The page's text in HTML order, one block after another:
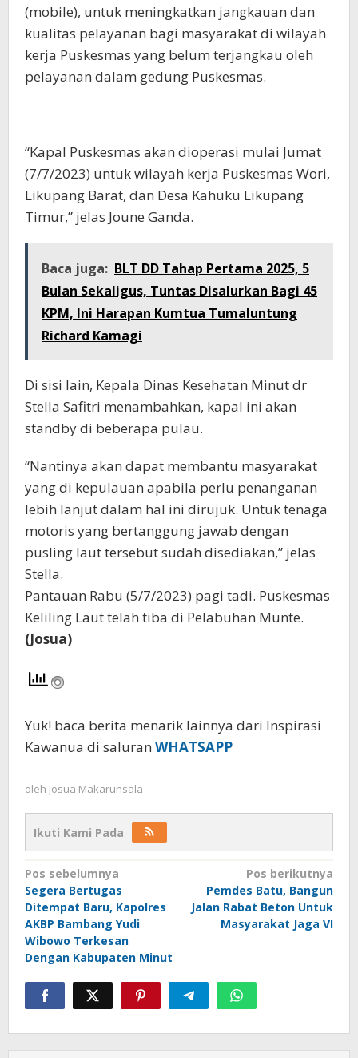
(mobile), untuk meningkatkan jangkauan dan
kualitas pelayanan bagi masyarakat di wilayah
kerja Puskesmas yang belum terjangkau oleh
pelayanan dalam gedung Puskesmas.
“Kapal Puskesmas akan dioperasi mulai Jumat
(7/7/2023) untuk wilayah kerja Puskesmas Wori,
Likupang Barat, dan Desa Kahuku Likupang
Timur,” jelas Joune Ganda.
Baca juga: BLT DD Tahap Pertama 2025, 5
Bulan Sekaligus, Tuntas Disalurkan Bagi 45
KPM, Ini Harapan Kumtua Tumaluntung
Richard Kamagi
Di sisi lain, Kepala Dinas Kesehatan Minut dr
Stella Safitri menambahkan, kapal ini akan
standby di beberapa pulau.
“Nantinya akan dapat membantu masyarakat
yang di kepulauan apabila perlu penanganan
lebih lanjut dalam hal ini dirujuk. Untuk tenaga
motoris yang bertanggung jawab dengan
pusling laut tersebut sudah disediakan,” jelas
Stella.
Pantauan Rabu (5/7/2023) pagi tadi. Puskesmas
Keliling Laut telah tiba di Pelabuhan Munte.
(Josua)
Yuk! baca berita menarik lainnya dari Inspirasi
Kawanua di saluran WHATSAPP
oleh Josua Makarunsala
Ikuti Kami Pada
Navigasi
pos
Pos sebelumnya
Segera Bertugas
Ditempat Baru, Kapolres
AKBP Bambang Yudi
Wibowo Terkesan
Dengan Kabupaten Minut
Pos berikutnya
Pemdes Batu, Bangun
Jalan Rabat Beton Untuk
Masyarakat Jaga VI